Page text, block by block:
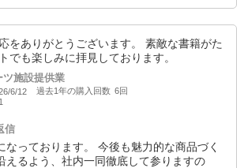
をありがとうございます。 素敵な書籍がた
でも楽しみに拝見しております。
ツ施設提供業
6/12 過去1年の購入回数 6回
信
なっております。 今後も魅力的な商品づく
えるよう、社内一同徹底して参りますの